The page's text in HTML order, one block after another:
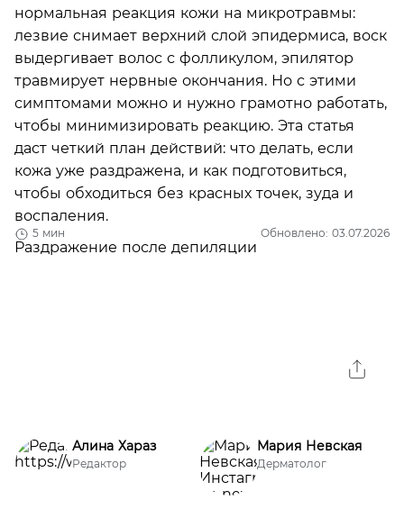
5 мин Обновлено: 03.07.2026
нормальная реакция кожи на микротравмы:
лезвие снимает верхний слой эпидермиса, воск
выдергивает волос с фолликулом, эпилятор
травмирует нервные окончания. Но с этими
симптомами можно и нужно грамотно работать,
чтобы минимизировать реакцию. Эта статья
даст четкий план действий: что делать, если
кожа уже раздражена, и как подготовиться,
чтобы обходиться без красных точек, зуда и
воспаления.
Алина Хараз
Редактор
Мария Невская
Дерматолог